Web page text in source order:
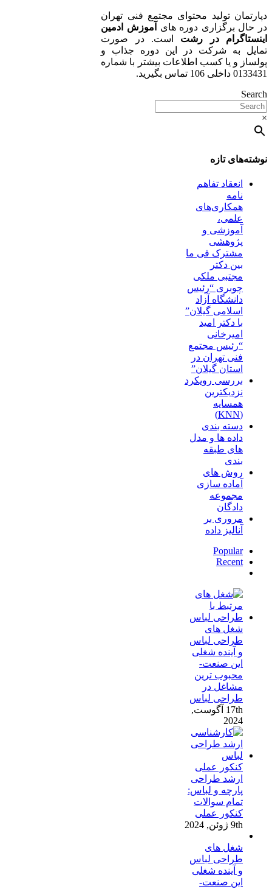
دپارتمان تولید محتوای مجتمع فنی تهران
در حال برگزاری دوره های
آموزش ادمین
اینستاگرام در رشت است. در صورت
تمایل به شرکت در این دوره جذاب و
پولساز و یا کسب اطلاعات بیشتر با شماره
0133431 داخلی 106 تماس بگیرید.
Search
×
نوشته‌های تازه
انعقاد تفاهم
نامه
همکاری‌های
علمی،
آموزشی و
پژوهشی
مشترک فی ما
بین دکتر
مجتبی ملکی
چوبری “رئیس
دانشگاه آزاد
اسلامی گیلان”
با دکتر امید
امیرخانی
“رئیس مجتمع
فنی تهران در
استان گیلان”
بررسی رویکرد
نزدیکترین
همسایه
(KNN)
دسته‌ بندی
داده‌ ها و مدل‌
های طبقه‌
بندی
روش های
آماده سازی
مجموعه
دادگان
مروری بر
آنالیز داده
Popular
Recent
شغل های
طراحی لباس
و آینده شغلی
این صنعت-
محبوب ترین
مشاغل در
طراحی لباس
17th آگوست,
2024
کنکور عملی
ارشد طراحی
پارچه و لباس:
تمام سوالات
کنکور عملی
9th ژوئن, 2024
شغل های
طراحی لباس
و آینده شغلی
این صنعت-